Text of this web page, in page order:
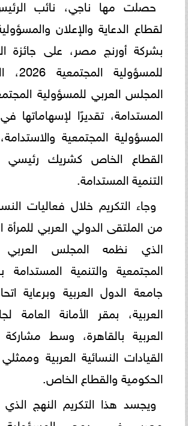
حصلت مها ناجي، نائب
لقطاع الدعاية والإعلان
بشركة أورنچ مصر، على جائزة
المجلس العربي للمسؤولية
المستدامة، تقديرًا لإسهاماتها
المسؤولية المجتمعية
القطاع الخاص كشريك
التنمية المستدامة.
وجاء التكريم خلال فعاليات
من الملتقى الدولي العربي للمرأة
الذي نظمه المجلس العربي
المجتمعية والتنمية المستدامة
جامعة الدول العربية وبرعاية
العربية، بمقر الأمانة العامة
العربية بالقاهرة، وسط
القيادات النسائية العربية
الحكومية والقطاع الخاص.
ويجسد هذا التكريم النهج الذي